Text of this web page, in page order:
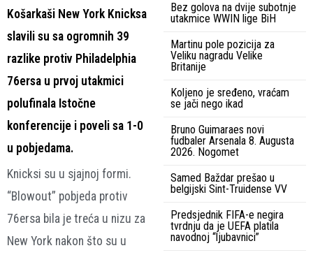
Košarkaši New York Knicksa
slavili su sa ogromnih 39
razlike protiv Philadelphia
76ersa u prvoj utakmici
polufinala Istočne
konferencije i poveli sa 1-0
u pobjedama.
Knicksi su u sjajnoj formi.
“Blowout” pobjeda protiv
76ersa bila je treća u nizu za
New York nakon što su u
Bez golova na dvije subotnje
utakmice WWIN lige BiH
Martinu pole pozicija za
Veliku nagradu Velike
Britanije
Koljeno je sređeno, vraćam
se jači nego ikad
Bruno Guimaraes novi
fudbaler Arsenala 8. Augusta
2026. Nogomet
Samed Baždar prešao u
belgijski Sint-Truidense VV
Predsjednik FIFA-e negira
tvrdnju da je UEFA platila
navodnoj “ljubavnici”